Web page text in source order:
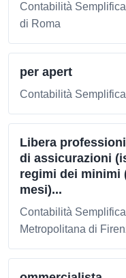
Contabilità
di Roma
per apert
Contabilità
Libera
di assicurazioni
regimi dei
mesi)...
Contabilità
Metropolitana di